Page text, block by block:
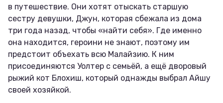
в путешествие. Они хотят отыскать старшую
сестру девушки, Джун, которая сбежала из дома
три года назад, чтобы «найти себя». Где именно
она находится, героини не знают, поэтому им
предстоит объехать всю Малайзию. К ним
присоединяются Уолтер с семьёй, а ещё дворовый
рыжий кот Блохиш, который однажды выбрал Айшу
своей хозяйкой.